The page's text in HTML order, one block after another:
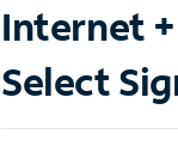
Internet
Select